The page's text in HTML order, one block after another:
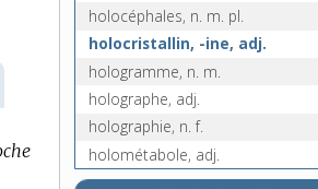
holocéphales, n. m. pl.
holocristallin, -ine, adj.
hologramme, n. m.
holographe, adj.
holographie, n. f.
holométabole, adj.
holomètre, n. m.